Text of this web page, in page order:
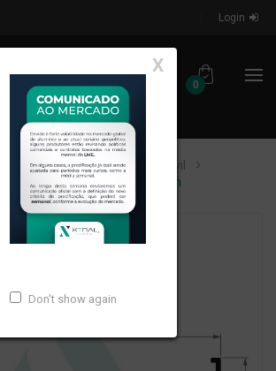
Login
0
X
Don't show again
Atuação
Construção Civil
11) - PESO LINEAR: 0,979kg/m